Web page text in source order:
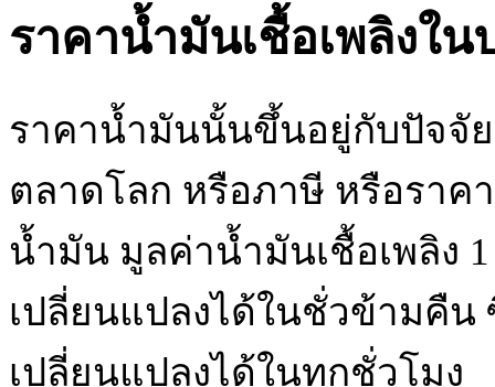
ราคาน้ำมันเชื้อเพลิงใน
ราคาน้ำมันนั้นขึ้นอยู่กับปัจจั
ตลาดโลก หรือภาษี หรือราค
น้ำมัน มูลค่าน้ำมันเชื้อเพลิง
เปลี่ยนแปลงได้ในชั่วข้ามคืน
เปลี่ยนแปลงได้ในทุกชั่วโมง